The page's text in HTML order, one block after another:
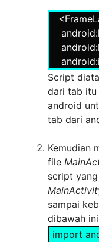
Script
dari tab itu
android
tab dari
Kemudian
file
script
sampai
dibawah
import